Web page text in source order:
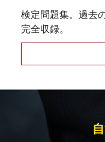
検定問題集。過去
完全収録。